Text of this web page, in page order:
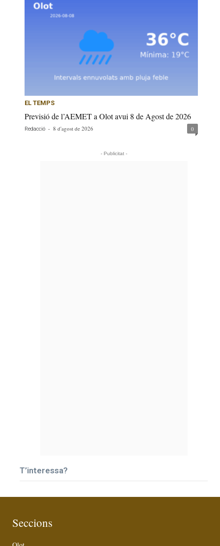
EL TEMPS
Previsió de l’AEMET a Olot avui 8 de Agost de 2026
Redacció - 8 d'agost de 2026 0
- Publicitat -
T’interessa?
Seccions